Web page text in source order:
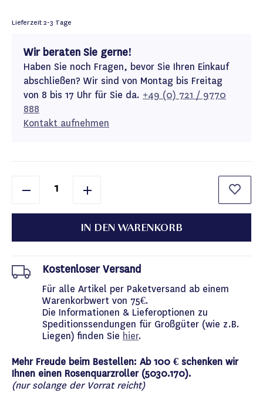
Lieferzeit2-3 Tage
Wir beraten Sie gerne!
Haben Sie noch Fragen, bevor Sie Ihren Einkauf
abschließen? Wir sind von Montag bis Freitag
von 8 bis 17 Uhr für Sie da. +49 (0) 721 / 9770
888
Kontakt aufnehmen
IN DEN WARENKORB
Kostenloser Versand
Für alle Artikel per Paketversand ab einem
Warenkorbwert von 75€.
Die Informationen & Lieferoptionen zu
Speditionssendungen für Großgüter (wie z.B.
Liegen) finden Sie hier.
Mehr Freude beim Bestellen: Ab 100 € schenken wir
Ihnen einen Rosenquarzroller (5030.170).
(nur solange der Vorrat reicht)